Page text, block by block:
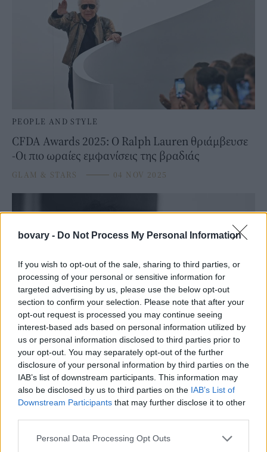
bovary - Do Not Process My Personal Information
If you wish to opt-out of the sale, sharing to third parties, or
processing of your personal or sensitive information for
targeted advertising by us, please use the below opt-out
section to confirm your selection. Please note that after your
opt-out request is processed you may continue seeing
interest-based ads based on personal information utilized by
us or personal information disclosed to third parties prior to
your opt-out. You may separately opt-out of the further
disclosure of your personal information by third parties on the
IAB’s list of downstream participants. This information may
also be disclosed by us to third parties on the IAB’s List of
Downstream Participants that may further disclose it to other
Personal Data Processing Opt Outs
PEOPLE AND STYLE
CFDA Awards 2025: Ο Ralph Lauren θριάμβευσε
-Οι πιο ωραίες εμφανίσεις της βραδιάς
GLAM & STARS ⸻ 04 NOV 2025
PEOPLE AND STYLE
Η Ριάνα έγινε για τρίτη φορά μητέρα -Οι πρώτες
φωτογραφίες με τη νεογέννητη κόρη της
GLAM & STARS ⸻25 SEP 2025